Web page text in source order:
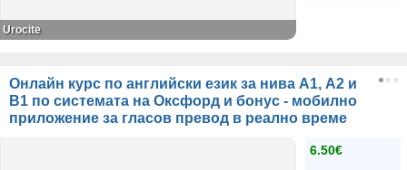
Urocite
Онлайн курс по английски език за нива А1, А2 и
В1 по системата на Оксфорд и бонус - мобилно
приложение за гласов превод в реално време
6.50€